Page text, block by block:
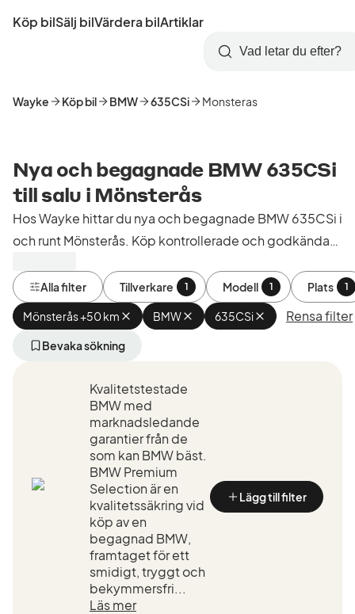
till
Startsida
Köp bilSälj bilVärdera bilArtiklar
Skapa
konto
Logga
in
Sök
Wayke Köp bil BMW 635CSi Monsteras
Nya och begagnade BMW 635CSi
till salu i Mönsterås
Hos Wayke hittar du nya och begagnade BMW 635CSi i
och runt Mönsterås. Köp kontrollerade och godkända
Alla filter Tillverkare 1 Modell 1 Plats 1
Mönsterås +50 km Ta
bort
+50
km
(Plats)
BMW Ta
bort
635CSi Ta
bort
Rensa filter
Bevaka sökning
Kvalitetstestade
BMW med
marknadsledande
garantier från de
som kan BMW bäst.
BMW Premium
Selection är en
kvalitetssäkring vid
köp av en
begagnad BMW,
framtaget för ett
smidigt, tryggt och
bekymmersfri...
Läs mer
Lägg till filter